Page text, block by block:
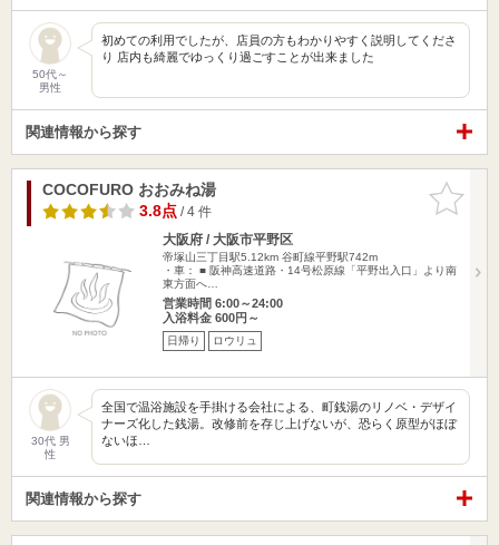
50代～
男性
初めての利用でしたが、店員の方もわかりやすく説明してくださ
り 店内も綺麗でゆっくり過ごすことが出来ました
関連情報から探す
お気に入
りに追加
COCOFURO おおみね湯
3.8点/ 4 件
大阪府 / 大阪市平野区
帝塚山三丁目駅5.12km 谷町線平野駅742m
・車： ■ 阪神高速道路・14号松原線「平野出入口」より南
東方面へ…
営業時間 6:00～24:00
入浴料金 600円～
日帰り ロウリュ
30代 男
性
全国で温浴施設を手掛ける会社による、町銭湯のリノベ・デザイ
ナーズ化した銭湯。改修前を存じ上げないが、恐らく原型がほぼ
ないほ…
関連情報から探す